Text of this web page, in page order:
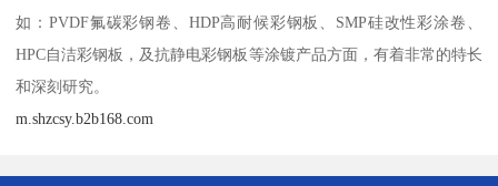
如：PVDF氟碳彩钢卷、HDP高耐候彩钢板、SMP硅改性彩涂卷、
HPC自洁彩钢板，及抗静电彩钢板等涂镀产品方面，有着非常的特长
和深刻研究。
m.shzcsy.b2b168.com